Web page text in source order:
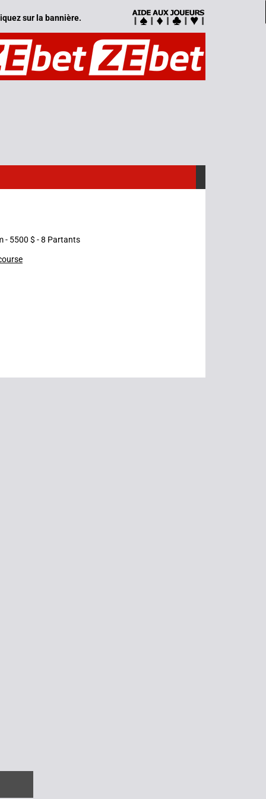
sur la bannière.
- 5500 $ - 8 Partants